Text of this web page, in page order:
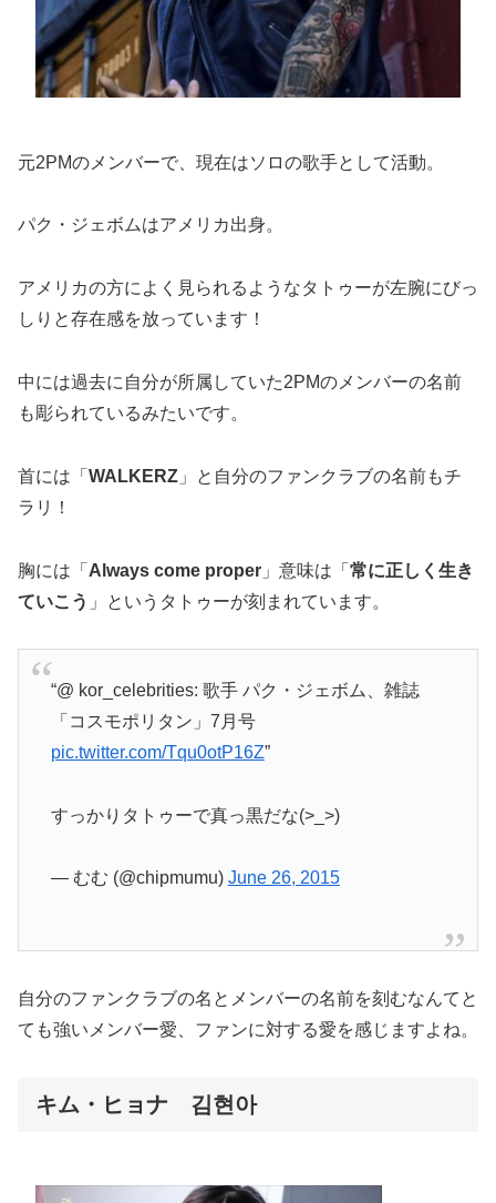
元2PMのメンバーで、現在はソロの歌手として活動。
パク・ジェボムはアメリカ出身。
アメリカの方によく見られるようなタトゥーが左腕にびっ
しりと存在感を放っています！
中には過去に自分が所属していた2PMのメンバーの名前
も彫られているみたいです。
首には「 WALKERZ 」と自分のファンクラブの名前もチ
ラリ！
胸には「 Always come proper 」意味は「 常に正しく生き
ていこう 」というタトゥーが刻まれています。
“@ kor_celebrities: 歌手 パク・ジェボム、雑誌
「コスモポリタン」7月号
pic.twitter.com/Tqu0otP16Z”
すっかりタトゥーで真っ黒だな(>_>)
— むむ (@chipmumu) June 26, 2015
自分のファンクラブの名とメンバーの名前を刻むなんてと
ても強いメンバー愛、ファンに対する愛を感じますよね。
キム・ヒョナ 김현아